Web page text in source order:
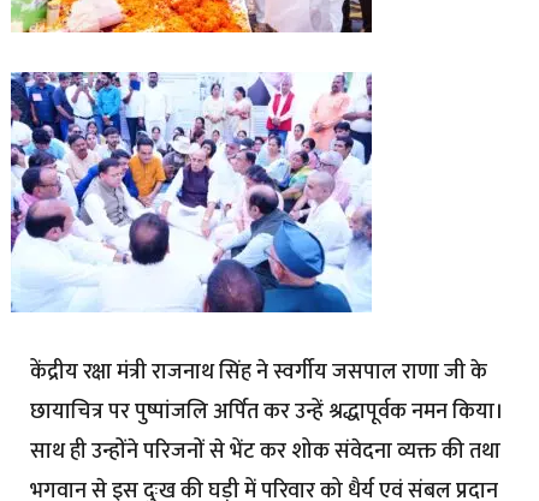
केंद्रीय रक्षा मंत्री राजनाथ सिंह ने स्वर्गीय जसपाल राणा जी के
छायाचित्र पर पुष्पांजलि अर्पित कर उन्हें श्रद्धापूर्वक नमन किया।
साथ ही उन्होंने परिजनों से भेंट कर शोक संवेदना व्यक्त की तथा
भगवान से इस दुःख की घड़ी में परिवार को धैर्य एवं संबल प्रदान